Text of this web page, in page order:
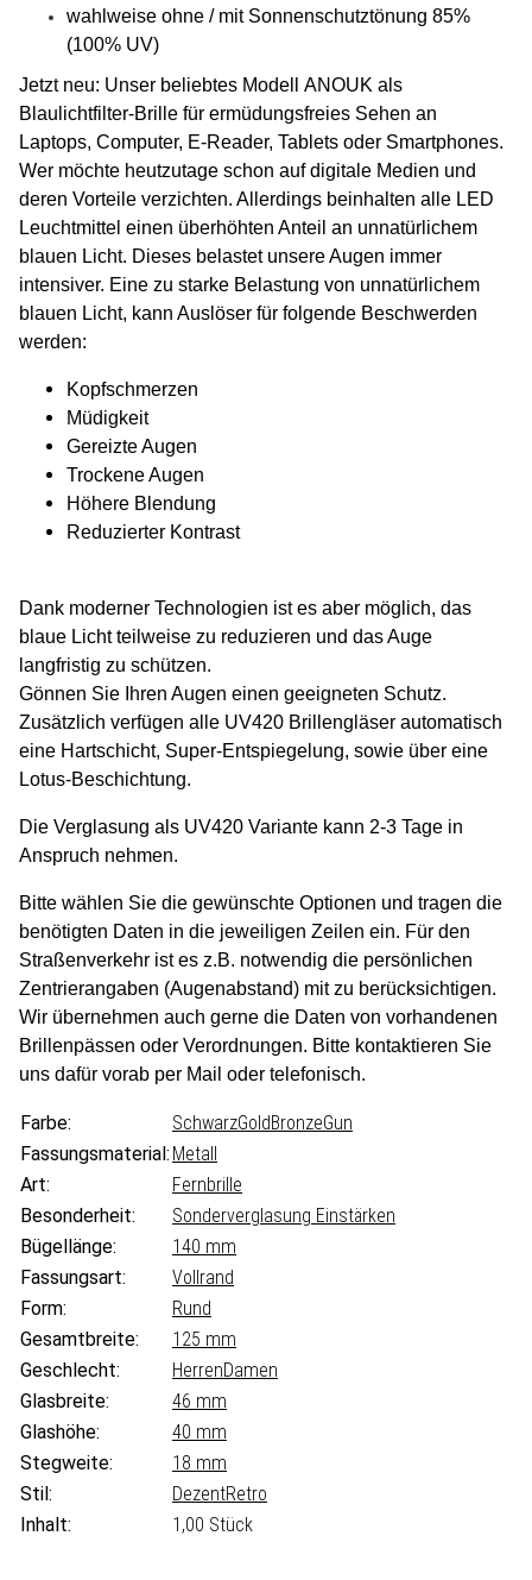
wahlweise ohne / mit Sonnenschutztönung 85%
(100% UV)
Jetzt neu: Unser beliebtes Modell ANOUK als
Blaulichtfilter-Brille für ermüdungsfreies Sehen an
Laptops, Computer, E-Reader, Tablets oder Smartphones.
Wer möchte heutzutage schon auf digitale Medien und
deren Vorteile verzichten. Allerdings beinhalten alle LED
Leuchtmittel einen überhöhten Anteil an unnatürlichem
blauen Licht. Dieses belastet unsere Augen immer
intensiver. Eine zu starke Belastung von unnatürlichem
blauen Licht, kann Auslöser für folgende Beschwerden
werden:
Kopfschmerzen
Müdigkeit
Gereizte Augen
Trockene Augen
Höhere Blendung
Reduzierter Kontrast
Dank moderner Technologien ist es aber möglich, das
blaue Licht teilweise zu reduzieren und das Auge
langfristig zu schützen.
Gönnen Sie Ihren Augen einen geeigneten Schutz.
Zusätzlich verfügen alle UV420 Brillengläser automatisch
eine Hartschicht, Super-Entspiegelung, sowie über eine
Lotus-Beschichtung.
Die Verglasung als UV420 Variante kann 2-3 Tage in
Anspruch nehmen.
Bitte wählen Sie die gewünschte Optionen und tragen die
benötigten Daten in die jeweiligen Zeilen ein. Für den
Straßenverkehr ist es z.B. notwendig die persönlichen
Zentrierangaben (Augenabstand) mit zu berücksichtigen.
Wir übernehmen auch gerne die Daten von vorhandenen
Brillenpässen oder Verordnungen. Bitte kontaktieren Sie
uns dafür vorab per Mail oder telefonisch.
Farbe: SchwarzGold BronzeGun
Fassungsmaterial: Metall
Art:
Fernbrille
Besonderheit:
Sonderverglasung Einstärken
Bügellänge:
140 mm
Fassungsart:
Vollrand
Form:
Rund
Gesamtbreite:
125 mm
Geschlecht:
HerrenDamen
Glasbreite:
46 mm
Glashöhe:
40 mm
Stegweite:
18 mm
Stil:
DezentRetro
Inhalt:
1,00 Stück